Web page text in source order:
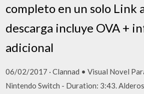
completo en un solo Link
descarga incluye OVA +
adicional
06/02/2017 · Clannad • Visual Novel
Nintendo Switch - Duration: 3:43.